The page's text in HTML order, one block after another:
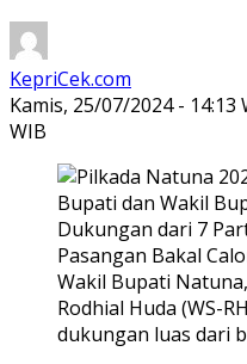
KepriCek.com
Kamis, 25/07/2024 - 14:13
WIB
Pasangan Bakal
Wakil Bupati
Rodhial Huda (WS-
dukungan luas dari